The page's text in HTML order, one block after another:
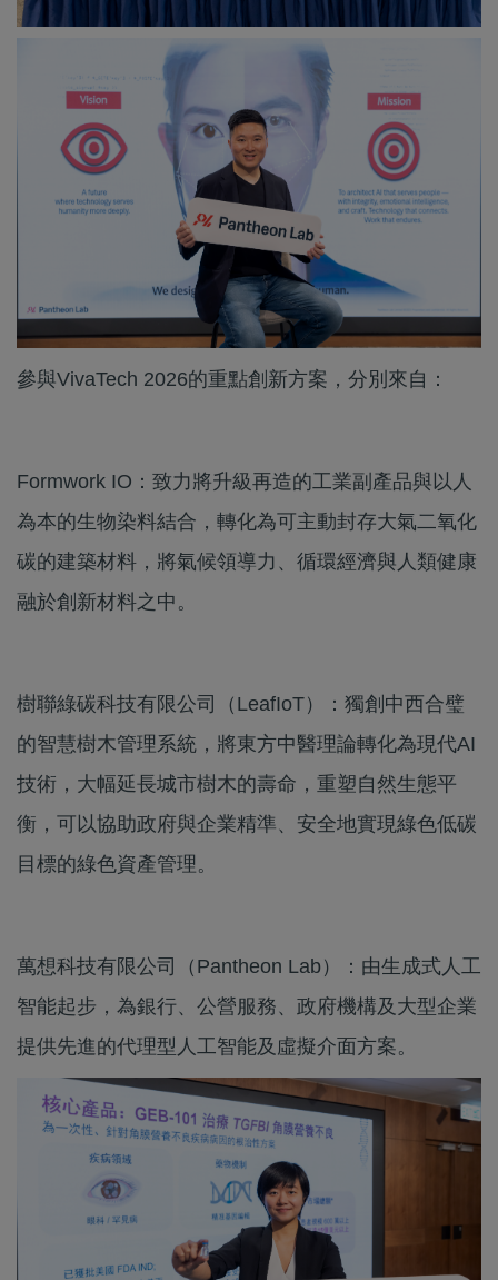
參與VivaTech 2026的重點創新方案，分別來自：
Formwork IO：致力將升級再造的工業副產品與以人
為本的生物染料結合，轉化為可主動封存大氣二氧化
碳的建築材料，將氣候領導力、循環經濟與人類健康
融於創新材料之中。
樹聯綠碳科技有限公司（LeafIoT）：獨創中西合璧
的智慧樹木管理系統，將東方中醫理論轉化為現代AI
技術，大幅延長城市樹木的壽命，重塑自然生態平
衡，可以協助政府與企業精準、安全地實現綠色低碳
目標的綠色資產管理。
萬想科技有限公司（Pantheon Lab）：由生成式人工
智能起步，為銀行、公營服務、政府機構及大型企業
提供先進的代理型人工智能及虛擬介面方案。